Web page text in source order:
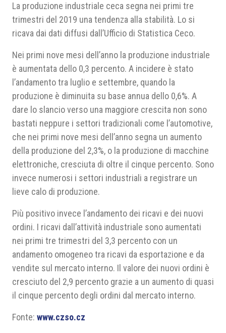
Progetti
La produzione industriale ceca segna nei primi tre
trimestri del 2019 una tendenza alla stabilità. Lo si
ricava dai dati diffusi dall’Ufficio di Statistica Ceco.
Nei primi nove mesi dell’anno la produzione industriale
è aumentata dello 0,3 percento. A incidere è stato
l’andamento tra luglio e settembre, quando la
produzione è diminuita su base annua dello 0,6%. A
dare lo slancio verso una maggiore crescita non sono
bastati neppure i settori tradizionali come l’automotive,
che nei primi nove mesi dell’anno segna un aumento
della produzione del 2,3%, o la produzione di macchine
elettroniche, cresciuta di oltre il cinque percento. Sono
invece numerosi i settori industriali a registrare un
lieve calo di produzione.
Più positivo invece l’andamento dei ricavi e dei nuovi
ordini. I ricavi dall’attività industriale sono aumentati
nei primi tre trimestri del 3,3 percento con un
andamento omogeneo tra ricavi da esportazione e da
vendite sul mercato interno. Il valore dei nuovi ordini è
cresciuto del 2,9 percento grazie a un aumento di quasi
il cinque percento degli ordini dal mercato interno.
Fonte: www.czso.cz